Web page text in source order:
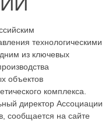
технологическими
из ключевых
объектов
комплекса.
директор Ассоциации
сообщается на сайте